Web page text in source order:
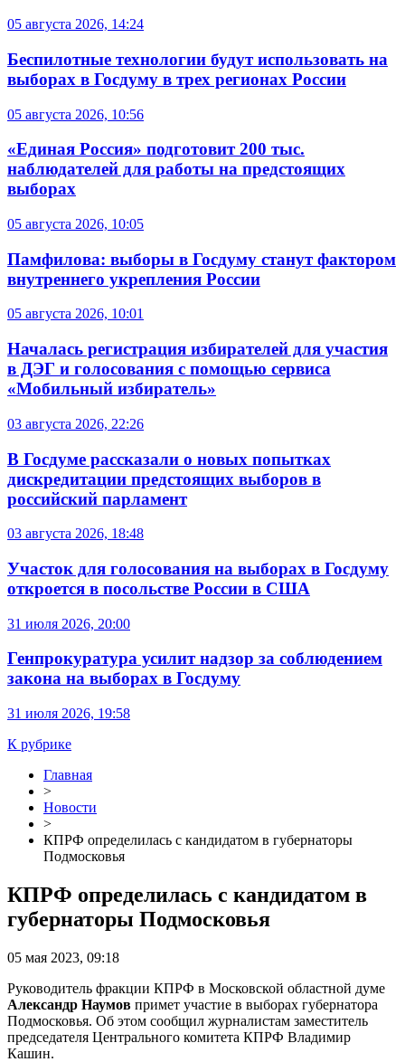
05 августа 2026, 14:24
Беспилотные технологии будут использовать на
выборах в Госдуму в трех регионах России
05 августа 2026, 10:56
«Единая Россия» подготовит 200 тыс.
наблюдателей для работы на предстоящих
выборах
05 августа 2026, 10:05
Памфилова: выборы в Госдуму станут фактором
внутреннего укрепления России
05 августа 2026, 10:01
Началась регистрация избирателей для участия
в ДЭГ и голосования с помощью сервиса
«Мобильный избиратель»
03 августа 2026, 22:26
В Госдуме рассказали о новых попытках
дискредитации предстоящих выборов в
российский парламент
03 августа 2026, 18:48
Участок для голосования на выборах в Госдуму
откроется в посольстве России в США
31 июля 2026, 20:00
Генпрокуратура усилит надзор за соблюдением
закона на выборах в Госдуму
31 июля 2026, 19:58
К рубрике
Главная
>
Новости
>
КПРФ определилась с кандидатом в губернаторы
Подмосковья
КПРФ определилась с кандидатом в
губернаторы Подмосковья
05 мая 2023, 09:18
Руководитель фракции КПРФ в Московской областной думе
Александр Наумов примет участие в выборах губернатора
Подмосковья. Об этом сообщил журналистам заместитель
председателя Центрального комитета КПРФ Владимир
Кашин.